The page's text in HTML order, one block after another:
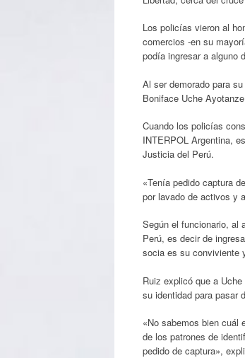
Los policías vieron al
comercios -en su
podía ingresar a alguno
Al ser demorado para
Boniface Uche
Cuando los policías
INTERPOL Argentina,
Justicia del Perú.
«Tenía pedido captura
por lavado de activos y
Según el funcionario, al
Perú, es decir de
socia es su conviviente
Ruiz explicó que a
su identidad para pasar
«No sabemos bien cuál
de los patrones de
pedido de captura»,